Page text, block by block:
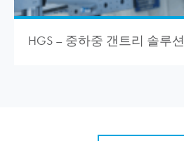
HGS – 중하중 갠트리 솔루션